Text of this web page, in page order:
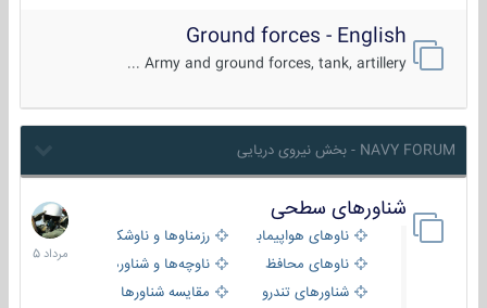
Ground forces - English
Army and ground forces, tank, artillery ...
NAVY FORUM - بخش نیروی دریایی
شناورهای سطحی
ناوهای هواپیمابر و بالگرد بررزمناوها و ناوشکن‌ها
ناوهای محافظ
ناوچه‌ها و شناورهای گشتی
شناورهای تندرو
مقایسه شناورها
2
مرداد
1405